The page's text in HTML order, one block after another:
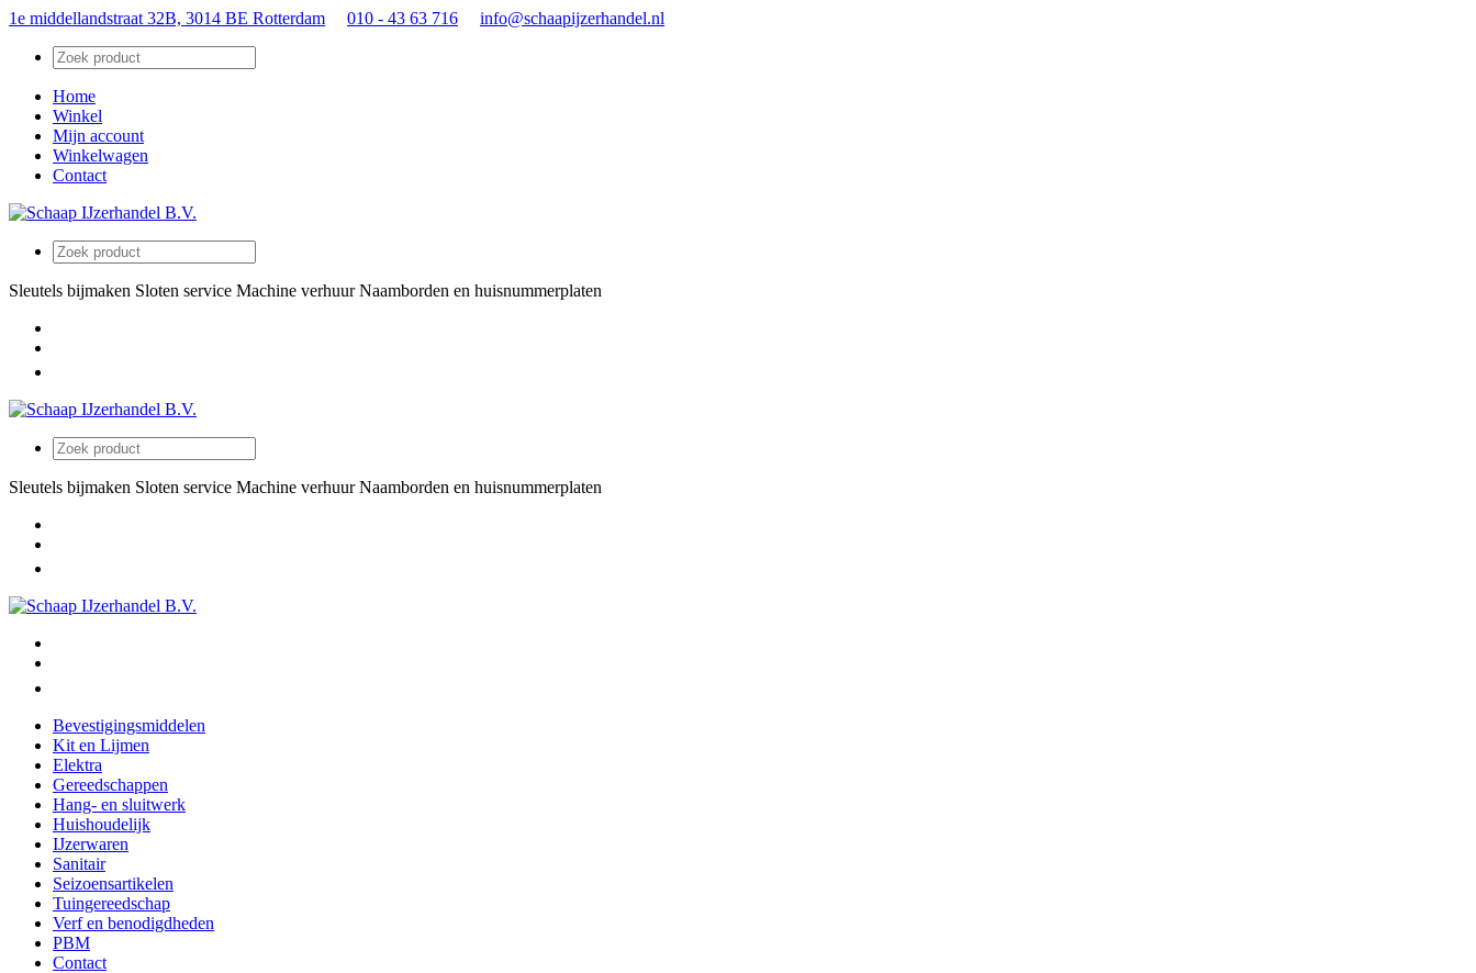
1e middellandstraat 32B, 3014 BE Rotterdam 010 - 43 63 716 info@schaapijzerhandel.nl
Home
Winkel
Mijn account
Winkelwagen
Contact
Sleutels bijmaken Sloten service Machine verhuur Naamborden en huisnummerplaten
Sleutels bijmaken Sloten service Machine verhuur Naamborden en huisnummerplaten
Bevestigingsmiddelen
Kit en Lijmen
Elektra
Gereedschappen
Hang- en sluitwerk
Huishoudelijk
IJzerwaren
Sanitair
Seizoensartikelen
Tuingereedschap
Verf en benodigdheden
PBM
Contact